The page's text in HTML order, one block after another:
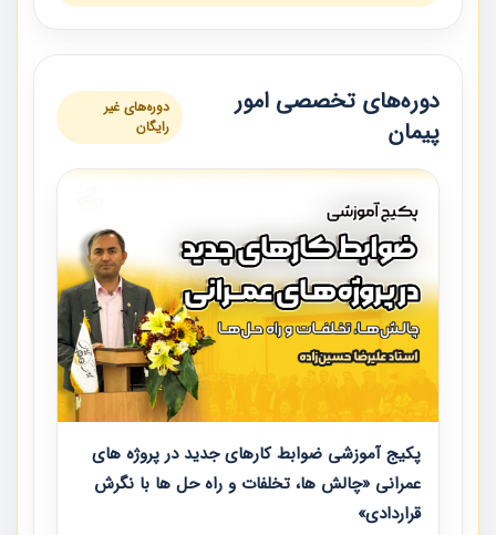
دوره‌های تخصصی امور
پیمان
دوره‌های غیر
رایگان
پکیج آموزشی ضوابط کارهای جدید در پروژه های
عمرانی «چالش ها، تخلفات و راه حل ها با نگرش
قراردادی»